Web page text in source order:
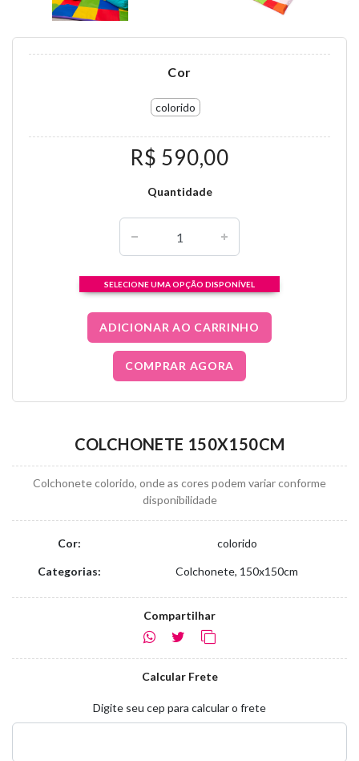
Cor
colorido
R$ 590,00
Quantidade
SELECIONE UMA OPÇÃO DISPONÍVEL
ADICIONAR AO CARRINHO
COMPRAR AGORA
COLCHONETE 150X150CM
Colchonete colorido, onde as cores podem variar conforme
disponibilidade
Cor: colorido
Categorias: Colchonete, 150x150cm
Compartilhar
Calcular Frete
Digite seu cep para calcular o frete